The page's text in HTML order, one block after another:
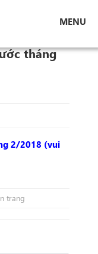
MENU
2/2018
tháng
2/2018 (vui
trang